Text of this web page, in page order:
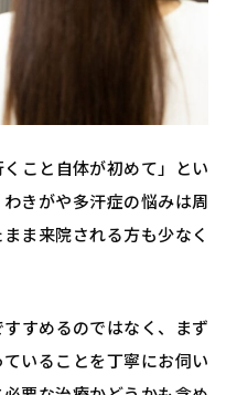
こと自体が初めて」とい
きがや多汗症の悩みは周
ま来院される方も少なく
すめるのではなく、まず
いることを丁寧にお伺い